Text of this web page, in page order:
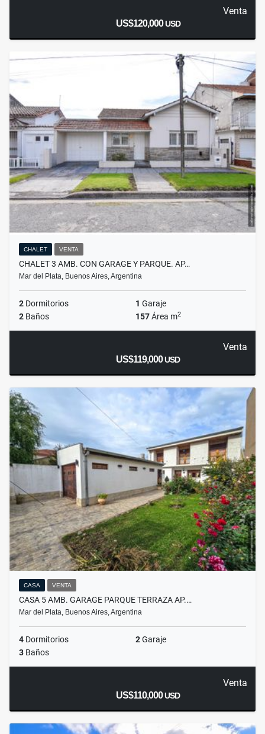
Venta
US$120,000USD
CHALET VENTA
CHALET 3 AMB. CON GARAGE Y PARQUE. AP…
Mar del Plata, Buenos Aires, Argentina
2 Dormitorios 1 Garaje
2 Baños 157Área m2
Venta
US$119,000USD
CASA VENTA
CASA 5 AMB. GARAGE PARQUE TERRAZA AP.…
Mar del Plata, Buenos Aires, Argentina
4 Dormitorios 2Garaje
3 Baños
Venta
US$110,000USD